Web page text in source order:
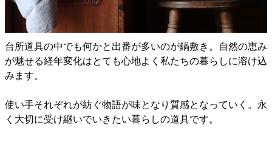
台所道具の中でも何かと出番が多いのが鍋敷き。自然の恵み
が魅せる経年変化はとても心地よく私たちの暮らしに溶け込
みます。
使い手それぞれが紡ぐ物語が味となり質感となっていく。永
く大切に受け継いでいきたい暮らしの道具です。